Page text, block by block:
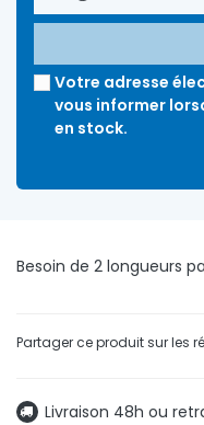
Besoin de 2 longueurs
Livraison 48h ou
Votre adresse
vous informer
en stock.